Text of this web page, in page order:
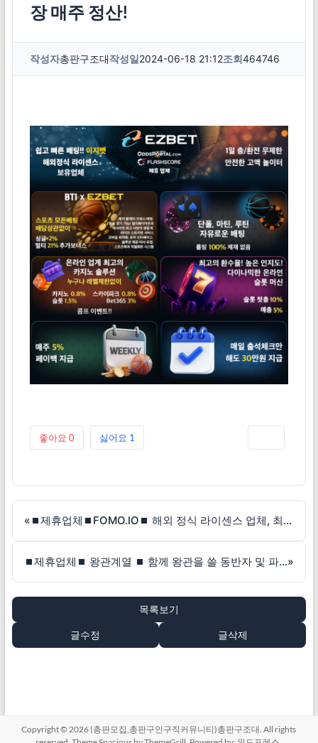
장 매주 정산!
작성자총판구조대작성일2024-06-18 21:12조회464746
좋아요 0 싫어요 1
« ⏹제휴업체⏹FOMO.IO⏹ 해외 정식 라이센스 업체, 최대 커미션 50% 파트너 모집
⏹제휴업체⏹ 왕관계열 ⏹ 함께 왕관을 쓸 동반자 및 파트너 모집! 50억 보증금!»
목록보기
글수정 글삭제
Copyright © 2026(총판모집,총판구인구직커뮤니티)총판구조대. All rights